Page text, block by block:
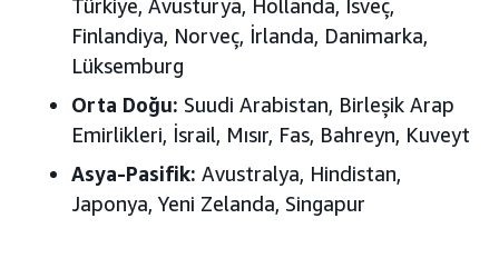
Türkiye, Avusturya, Hollanda, İsveç,
Finlandiya, Norveç, İrlanda, Danimarka,
Lüksemburg
Orta Doğu: Suudi Arabistan, Birleşik Arap
Emirlikleri, İsrail, Mısır, Fas, Bahreyn, Kuveyt
Asya-Pasifik: Avustralya, Hindistan,
Japonya, Yeni Zelanda, Singapur